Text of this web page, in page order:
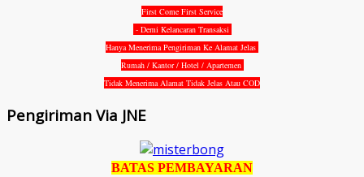
First Come First Service
- Demi Kelancaran Transaksi
Hanya Menerima Pengiriman Ke Alamat Jelas
Rumah / Kantor / Hotel / Apartemen
Tidak Menerima Alamat Tidak Jelas Atau COD
Pengiriman Via JNE
BATAS PEMBAYARAN